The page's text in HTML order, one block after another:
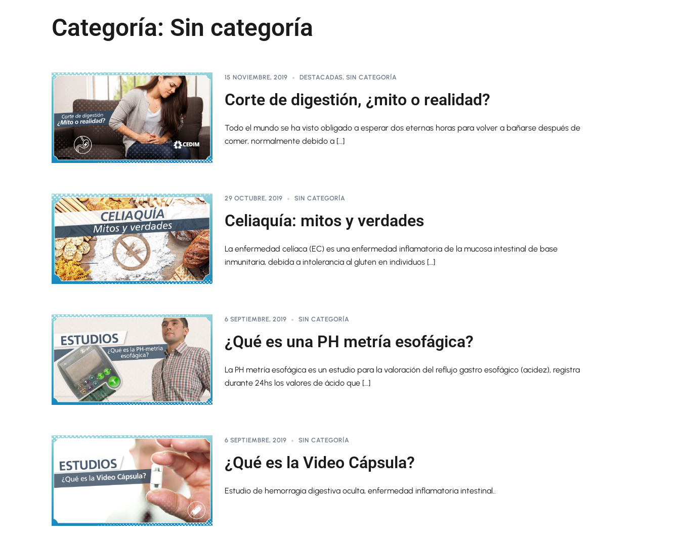
Categoría: Sin categoría
15 NOVIEMBRE, 2019 DESTACADAS, SIN CATEGORÍA
Corte de digestión, ¿mito o realidad?
Todo el mundo se ha visto obligado a esperar dos eternas horas para volver a bañarse después de
comer, normalmente debido a […]
29 OCTUBRE, 2019 SIN CATEGORÍA
Celiaquía: mitos y verdades
La enfermedad celíaca (EC) es una enfermedad inflamatoria de la mucosa intestinal de base
inmunitaria, debida a intolerancia al gluten en individuos […]
6 SEPTIEMBRE, 2019 SIN CATEGORÍA
¿Qué es una PH metría esofágica?
La PH metría esofágica es un estudio para la valoración del reflujo gastro esofágico (acidez), registra
durante 24hs los valores de ácido que […]
6 SEPTIEMBRE, 2019 SIN CATEGORÍA
¿Qué es la Video Cápsula?
Estudio de hemorragia digestiva oculta, enfermedad inflamatoria intestinal..